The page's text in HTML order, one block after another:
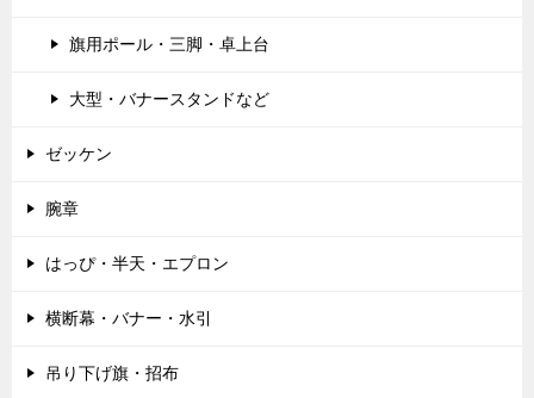
旗用ポール・三脚・卓上台
大型・バナースタンドなど
ゼッケン
腕章
はっぴ・半天・エプロン
横断幕・バナー・水引
吊り下げ旗・招布